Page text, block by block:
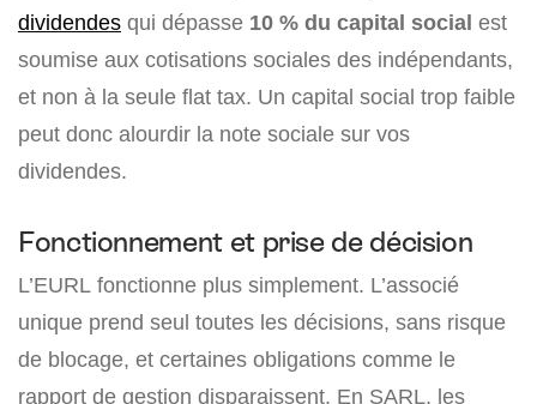
dividendes qui dépasse 10 % du capital social est
soumise aux cotisations sociales des indépendants,
et non à la seule flat tax. Un capital social trop faible
peut donc alourdir la note sociale sur vos
dividendes.
Fonctionnement et prise de décision
L’EURL fonctionne plus simplement. L’associé
unique prend seul toutes les décisions, sans risque
de blocage, et certaines obligations comme le
rapport de gestion disparaissent. En SARL, les